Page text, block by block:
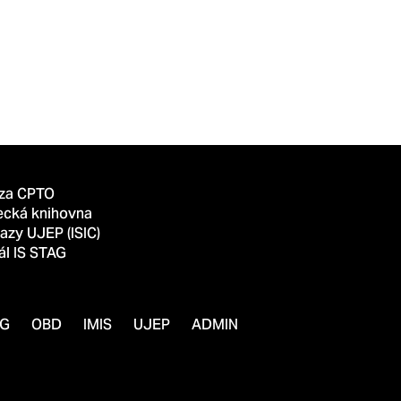
CPTO
knihovna
UJEP (ISIC)
IS STAG
OBD IMIS UJEP ADMIN